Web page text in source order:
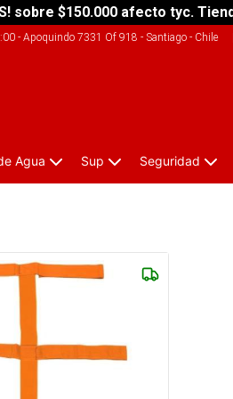
sobre $150.000 afecto tyc.
- Apoquindo 7331 Of 918 - Santiago - Chile|
Agua Sup Seguridad